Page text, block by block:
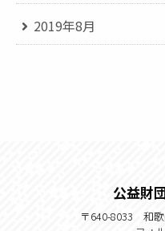
2019年8月
公益財
〒640-8033 和